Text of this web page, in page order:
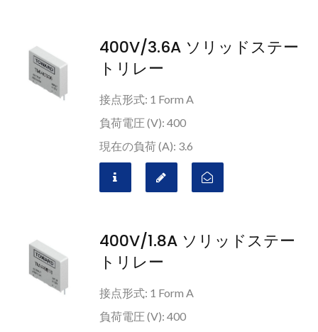
400V/3.6A ソリッドステー
トリレー
接点形式: 1 Form A
負荷電圧 (V): 400
現在の負荷 (A): 3.6
400V/1.8A ソリッドステー
トリレー
接点形式: 1 Form A
負荷電圧 (V): 400